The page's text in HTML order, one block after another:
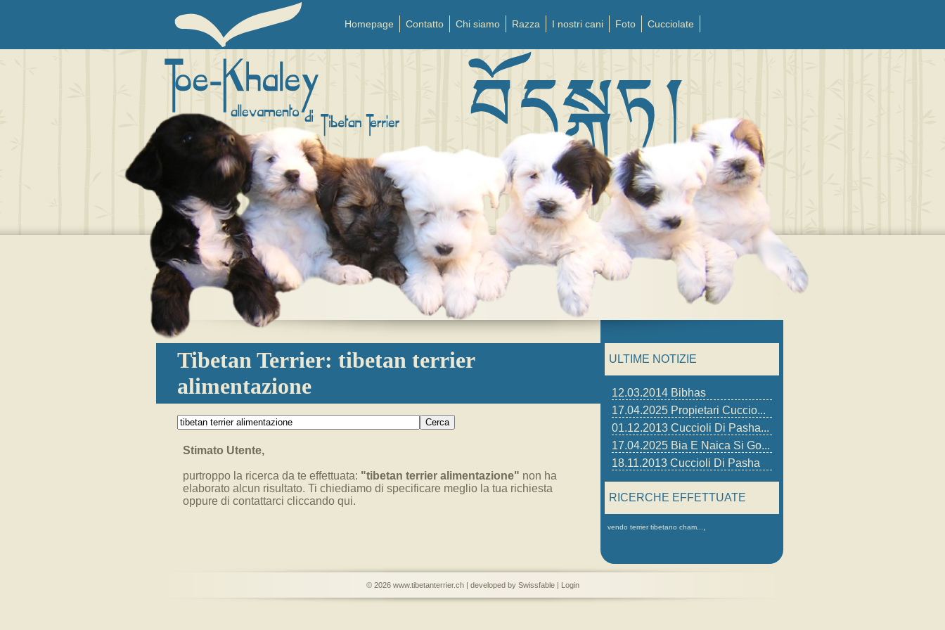
Homepage Contatto Chi siamo Razza I nostri cani Foto Cucciolate
Tibetan Terrier: tibetan terrier
alimentazione
Stimato Utente,
purtroppo la ricerca da te effettuata: "tibetan terrier alimentazione" non ha
elaborato alcun risultato. Ti chiediamo di specificare meglio la tua richiesta
oppure di contattarci cliccando qui.
ULTIME NOTIZIE
12.03.2014 Bibhas
17.04.2025 Propietari Cuccio...
01.12.2013 Cuccioli Di Pasha...
17.04.2025 Bia E Naica Si Go...
18.11.2013 Cuccioli Di Pasha
RICERCHE EFFETTUATE
vendo terrier tibetano cham... ,
© 2026 www.tibetanterrier.ch| developed by Swissfable| Login